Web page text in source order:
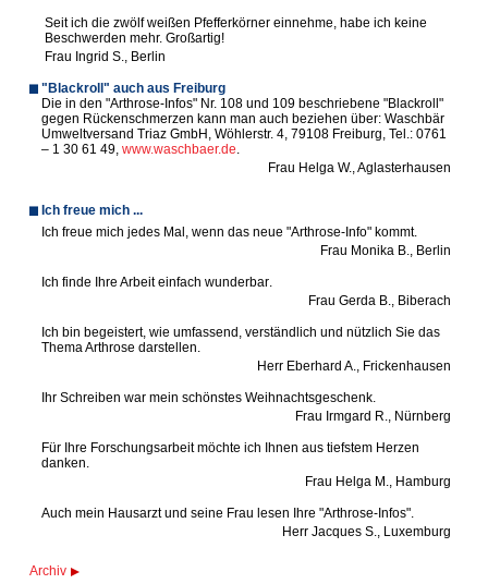
Seit ich die zwölf weißen Pfefferkörner einnehme, habe ich keine
Beschwerden mehr. Großartig!
Frau Ingrid S., Berlin
"Blackroll" auch aus Freiburg
Die in den "Arthrose-Infos" Nr. 108 und 109 beschriebene "Blackroll"
gegen Rückenschmerzen kann man auch beziehen über: Waschbär
Umweltversand Triaz GmbH, Wöhlerstr. 4, 79108 Freiburg, Tel.: 0761
– 1 30 61 49, www.waschbaer.de.
Frau Helga W., Aglasterhausen
Ich freue mich ...
ch freue mich jedes Mal, wenn das neue "Arthrose-Info" kommt.
Frau Monika B., Berlin
ch finde Ihre Arbeit einfach wunderbar.
Frau Gerda B., Biberach
ch bin begeistert, wie umfassend, verständlich und nützlich Sie das
Thema Arthrose darstellen.
Herr Eberhard A., Frickenhausen
hr Schreiben war mein schönstes Weihnachtsgeschenk.
Frau Irmgard R., Nürnberg
Für Ihre Forschungsarbeit möchte ich Ihnen aus tiefstem Herzen
danken.
Frau Helga M., Hamburg
Auch mein Hausarzt und seine Frau lesen Ihre "Arthrose-Infos".
Herr Jacques S., Luxemburg
Archiv